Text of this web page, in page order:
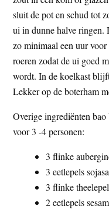
sluit de pot en schud tot
ui in dunne halve
zo minimaal een uur
roeren zodat de ui goed
wordt. In de koelkast
Lekker op de boterham
Overige ingrediënten bao
voor 3 -4 personen:
3 flinke
3 eetlepels
3 flinke
2 eetlepels